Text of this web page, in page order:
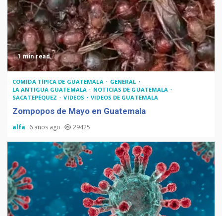
1 min read
COMIDA TÍPICA DE GUATEMALA
GENERAL
LA ANTIGUA GUATEMALA
NOTICIAS DE GUATEMALA
SACATEPÉQUEZ
VIDEOS VIDEOS DE GUATEMALA
Zompopos de Mayo en Guatemala
alfa 6 años ago 29425